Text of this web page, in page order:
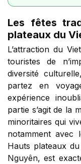
Les fêtes
plateaux du
L’attraction du
touristes de
diversité
partez en
expérience
partie s’agit de la
minoritaires qui
notamment avec
Hauts plateaux
Nguyên, est